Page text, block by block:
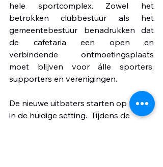
hele sportcomplex. Zowel het
betrokken clubbestuur als het
gemeentebestuur benadrukken dat
de cafetaria een open en
verbindende ontmoetingsplaats
moet blijven voor álle sporters,
supporters en verenigingen.
De nieuwe uitbaters starten op 1 april
in de huidige setting.  Tijdens de